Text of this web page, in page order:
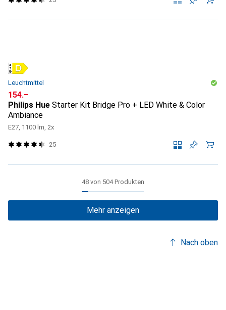
Leuchtmittel
CHF
154.–
Philips Hue Starter Kit Bridge Pro + LED White & Color
Ambiance
E27, 1100 lm, 2x
25
48 von 504 Produkten
Mehr anzeigen
Nach oben